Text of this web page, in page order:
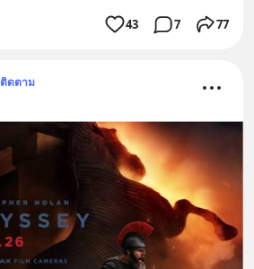
43 7 77
ติดตาม